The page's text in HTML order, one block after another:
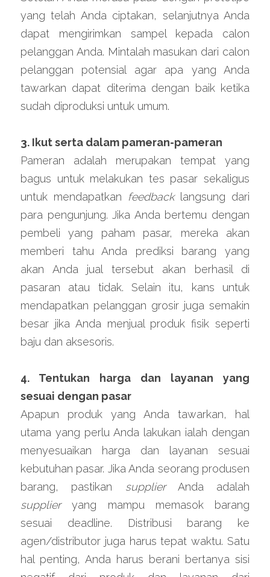
yang telah Anda ciptakan, selanjutnya Anda
dapat mengirimkan sampel kepada calon
pelanggan Anda. Mintalah masukan dari calon
pelanggan potensial agar apa yang Anda
tawarkan dapat diterima dengan baik ketika
sudah diproduksi untuk umum.
3. Ikut serta dalam pameran-pameran
Pameran adalah merupakan tempat yang
bagus untuk melakukan tes pasar sekaligus
untuk mendapatkan feedback langsung dari
para pengunjung. Jika Anda bertemu dengan
pembeli yang paham pasar, mereka akan
memberi tahu Anda prediksi barang yang
akan Anda jual tersebut akan berhasil di
pasaran atau tidak. Selain itu, kans untuk
mendapatkan pelanggan grosir juga semakin
besar jika Anda menjual produk fisik seperti
baju dan aksesoris.
4. Tentukan harga dan layanan yang
sesuai dengan pasar
Apapun produk yang Anda tawarkan, hal
utama yang perlu Anda lakukan ialah dengan
menyesuaikan harga dan layanan sesuai
kebutuhan pasar. Jika Anda seorang produsen
barang, pastikan supplier
supplier yang mampu memasok barang
sesuai deadline. Distribusi barang ke
agen/distributor juga harus tepat waktu. Satu
hal penting, Anda harus berani bertanya sisi